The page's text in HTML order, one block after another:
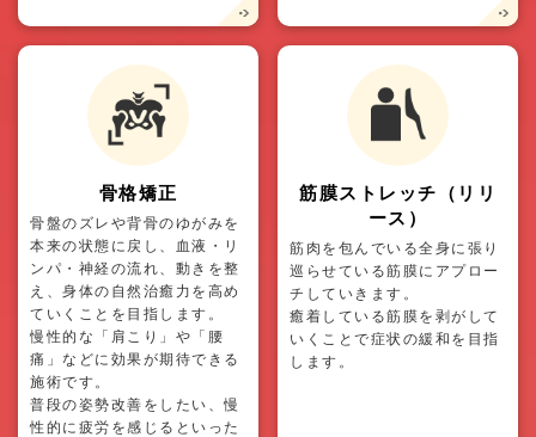
骨格矯正
骨盤のズレや背骨のゆがみを
本来の状態に戻し、血液・リ
ンパ・神経の流れ、動きを整
え、身体の自然治癒力を高め
ていくことを目指します。
慢性的な「肩こり」や「腰
痛」などに効果が期待できる
施術です。
普段の姿勢改善をしたい、慢
性的に疲労を感じるといった
筋膜ストレッチ（リリ
ース）
筋肉を包んでいる全身に張り
巡らせている筋膜にアプロー
チしていきます。
癒着している筋膜を剥がして
いくことで症状の緩和を目指
します。